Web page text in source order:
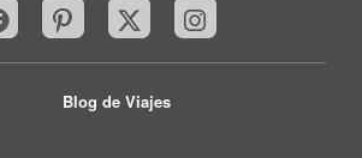
Blog de Viajes